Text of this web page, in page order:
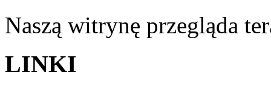
Naszą witrynę przegląda
LINKI